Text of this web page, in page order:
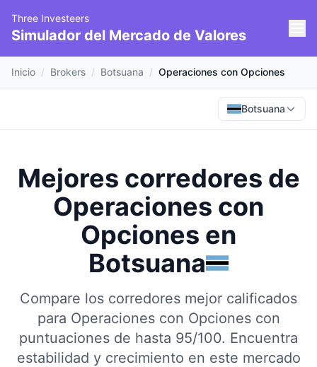
Three Investeers
Simulador del Mercado de Valores
Inicio / Brokers / Botsuana / Operaciones con Opciones
Botsuana
Mejores corredores de
Operaciones con
Opciones en
Botsuana
Compare los corredores mejor calificados
para Operaciones con Opciones con
puntuaciones de hasta 95/100. Encuentra
estabilidad y crecimiento en este mercado